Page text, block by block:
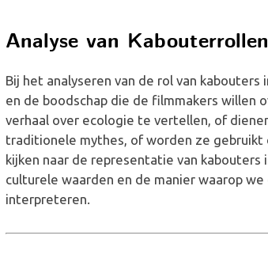
Analyse van
Bij het analyseren van de rol van
en de boodschap die de filmmakers willen
verhaal over ecologie te vertellen, of
traditionele mythes, of worden ze
kijken naar de representatie van
culturele waarden en de manier waarop
interpreteren.